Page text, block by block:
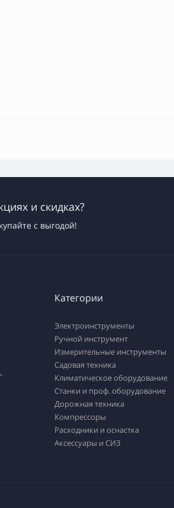
и скидках?
с выгодой!
Категории
Электроинструменты
Ручной инструмент
Измерительные инструменты
Садовая техника
Климатическое оборудование
Станки и проф. оборудование
Дорожная техника
Компрессоры
Расходники и оснастка
Аксессуары и СИЗ